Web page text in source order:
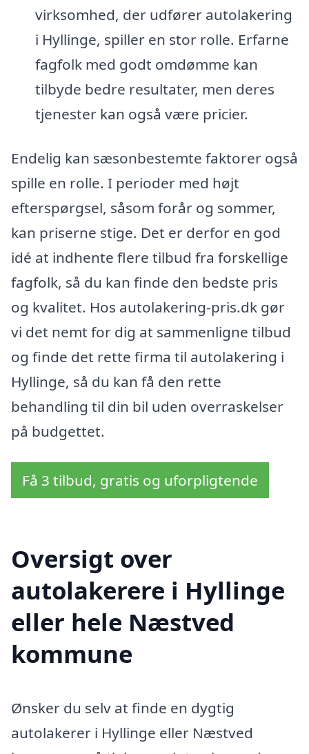
virksomhed, der udfører autolakering
i Hyllinge, spiller en stor rolle. Erfarne
fagfolk med godt omdømme kan
tilbyde bedre resultater, men deres
tjenester kan også være pricier.
Endelig kan sæsonbestemte faktorer også
spille en rolle. I perioder med højt
efterspørgsel, såsom forår og sommer,
kan priserne stige. Det er derfor en god
idé at indhente flere tilbud fra forskellige
fagfolk, så du kan finde den bedste pris
og kvalitet. Hos autolakering-pris.dk gør
vi det nemt for dig at sammenligne tilbud
og finde det rette firma til autolakering i
Hyllinge, så du kan få den rette
behandling til din bil uden overraskelser
på budgettet.
Få 3 tilbud, gratis og uforpligtende
Oversigt over
autolakerere i Hyllinge
eller hele Næstved
kommune
Ønsker du selv at finde en dygtig
autolakerer i Hyllinge eller Næstved